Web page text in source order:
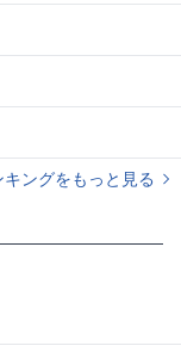
ングをもっと見る